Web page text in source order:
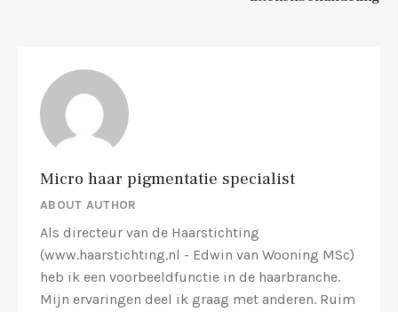
Micro haar pigmentatie specialist
ABOUT AUTHOR
Als directeur van de Haarstichting
(www.haarstichting.nl - Edwin van Wooning MSc)
heb ik een voorbeeldfunctie in de haarbranche.
Mijn ervaringen deel ik graag met anderen. Ruim